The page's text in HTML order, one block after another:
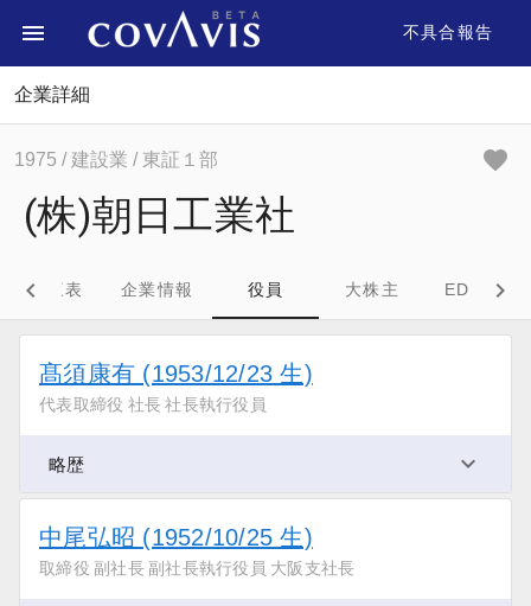
不具合報告
企業詳細
1975 / 建設業 / 東証１部
(株)朝日工業社
財務三表 企業情報 役員 大株主 EDINET
髙須康有 (1953/12/23 生)
代表取締役 社長 社長執行役員
略歴
中尾弘昭 (1952/10/25 生)
取締役 副社長 副社長執行役員 大阪支社長